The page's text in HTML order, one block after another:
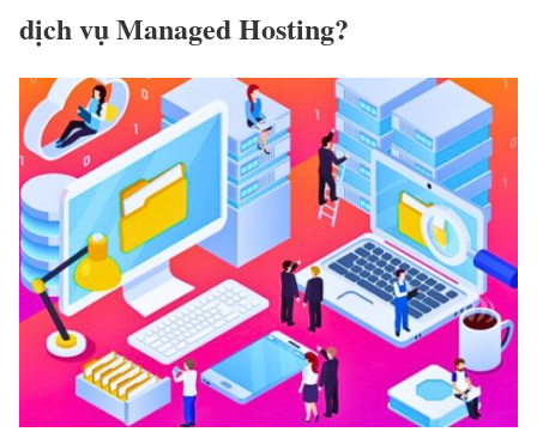
dịch vụ Managed Hosting?